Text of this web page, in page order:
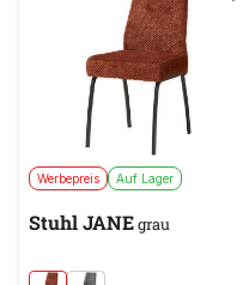
Werbepreis Auf Lager
Stuhl JANEgrau